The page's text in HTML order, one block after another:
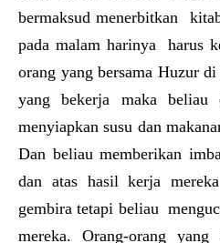
bermaksud menerbitkan
pada malam harinya harus
orang yang bersama Huzur
yang bekerja maka beliau
menyiapkan susu dan
Dan beliau memberikan
dan atas hasil kerja
gembira tetapi beliau
mereka. Orang-orang